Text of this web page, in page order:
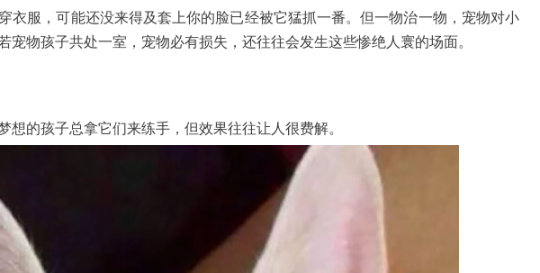
衣服，可能还没来得及套上你的脸已经被它猛抓一番。但一物治一物，宠物对小
宠物孩子共处一室，宠物必有损失，还往往会发生这些惨绝人寰的场面。
想的孩子总拿它们来练手，但效果往往让人很费解。